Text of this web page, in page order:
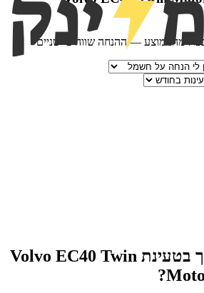
מהממוצע — ההנחה שווה פי שניים
בטעינת Volvo EC40 Twin
?